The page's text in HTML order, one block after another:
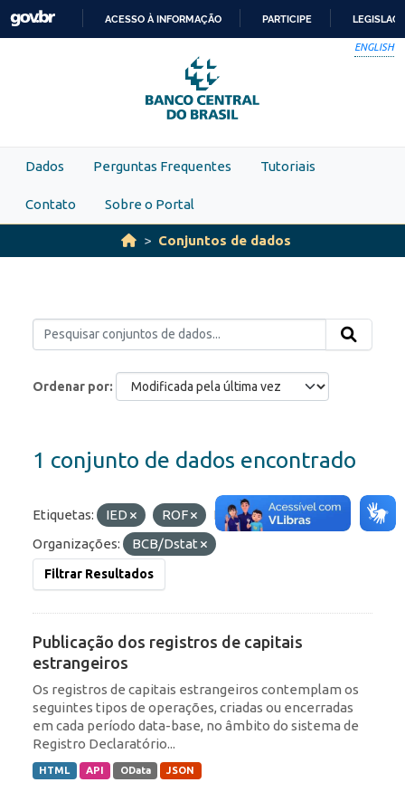
Skip to main content
PARA
O
CONTEÚDO
ACESSO À INFORMAÇÃO PARTICIPE
ENGLISH
Dados Perguntas Frequentes Tutoriais
Contato Sobre o Portal
Conjuntos de dados
Ordenar por
1 conjunto de dados encontrado
Etiquetas: IED ROF Formatos:
HTML
Organizações:
BCB/Dstat
Filtrar Resultados
Publicação dos registros de capitais
estrangeiros
Os registros de capitais estrangeiros contemplam os
seguintes tipos de operações, criadas ou encerradas
em cada período data-base, no âmbito do sistema de
Registro Declaratório...
HTML API OData JSON